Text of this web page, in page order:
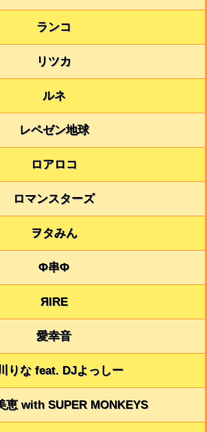
ランコ
リツカ
ルネ
レペゼン地球
ロアロコ
ロマンスターズ
ヲタみん
Φ串Φ
ЯIRE
愛幸音
りな feat. DJよっしー
恵 with SUPER MONKEYS